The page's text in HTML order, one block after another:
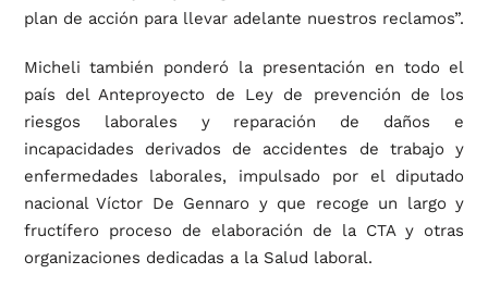
plan de acción para llevar adelante nuestros reclamos”.
Micheli también ponderó la presentación en todo el
país del Anteproyecto de Ley de prevención de los
riesgos laborales y reparación de daños e
incapacidades derivados de accidentes de trabajo y
enfermedades laborales, impulsado por el diputado
nacional Víctor De Gennaro y que recoge un largo y
fructífero proceso de elaboración de la CTA y otras
organizaciones dedicadas a la Salud laboral.